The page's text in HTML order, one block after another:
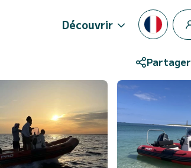
Découvrir
Partager